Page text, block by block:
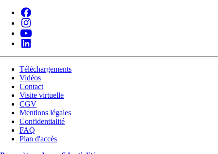
Téléchargements
Vidéos
Contact
Visite virtuelle
CGV
Mentions légales
Confidentialité
FAQ
Plan d'accès